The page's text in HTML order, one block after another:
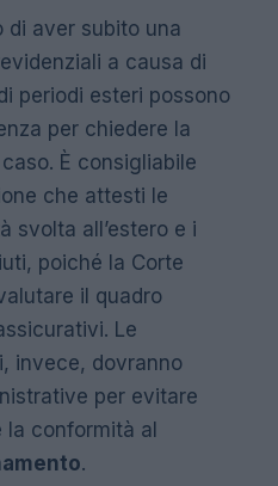
di aver subito una
a causa di
periodi esteri possono
per chiedere la
È consigliabile
che attesti le
svolta all’estero e i
poiché la Corte
il quadro
Le
invece, dovranno
per evitare
conformità al
.